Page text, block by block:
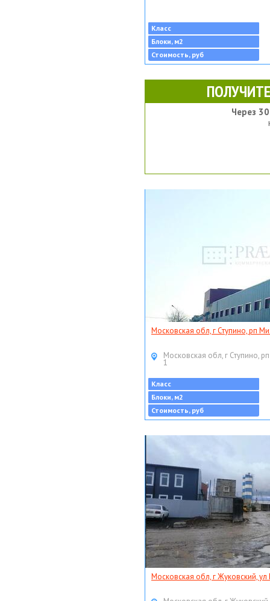
Класс
Блоки, м2
Стоимость, руб
Через
Московская обл, г Ступино, рп
Московская обл, г Ступино,
1
Класс
Блоки, м2
Стоимость, руб
Московская обл, г Жуковский,